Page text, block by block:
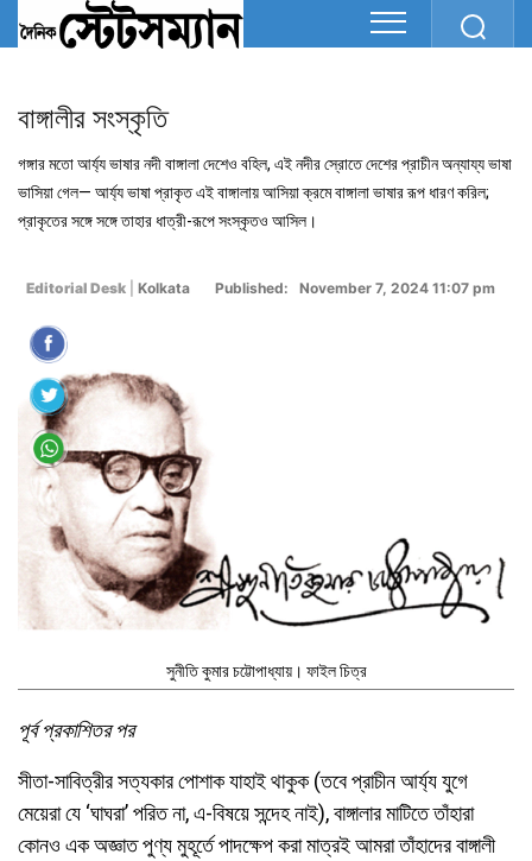
বাঙ্গালীর সংস্কৃতি
গঙ্গার মতো আর্য্য ভাষার নদী বাঙ্গালা দেশেও বহিল, এই নদীর স্রোতে দেশের প্রাচীন অন্যায্য ভাষা
ভাসিয়া গেল— আর্য্য ভাষা প্রাকৃত এই বাঙ্গালায় আসিয়া ক্রমে বাঙ্গালা ভাষার রূপ ধারণ করিল;
প্রাকৃতের সঙ্গে সঙ্গে তাহার ধাত্রী-রূপে সংস্কৃতও আসিল।
Editorial Desk Kolkata Published: November 7, 2024 11:07 pm
সুনীতি কুমার চট্টোপাধ্যায়। ফাইল চিত্র
পূর্ব প্রকাশিতর পর
সীতা-সাবিত্রীর সত্যকার পোশাক যাহাই থাকুক (তবে প্রাচীন আর্য্য যুগে
মেয়েরা যে ‘ঘাঘরা’ পরিত না, এ-বিষয়ে সন্দেহ নাই), বাঙ্গালার মাটিতে তাঁহারা
কোনও এক অজ্ঞাত পুণ্য মুহূর্তে পাদক্ষেপ করা মাত্রই আমরা তাঁহাদের বাঙ্গালী